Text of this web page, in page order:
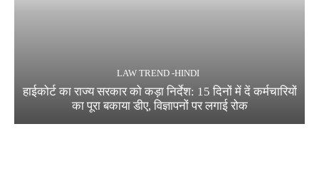
LAW TREND -HINDI
हाईकोर्ट का राज्य सरकार को कड़ा निर्देश: 15 दिनों में दें कर्मचारियों
का पूरा बकाया डीए, विज्ञापनों पर लगाई रोक